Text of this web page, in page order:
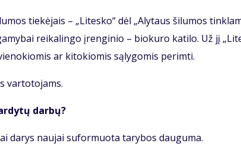
tie­kė­jais – „Li­tes­ko“ dėl „Aly­taus ši­lu­mos
rei­ka­lin­go įren­gi­nio – bio­ku­ro ka­ti­lo. Už jį
ar ki­to­kio­mis są­ly­go­mis per­im­ti.
var­to­to­jams.
dar­bų?
da­rys nau­jai su­for­muo­ta ta­ry­bos dau­gu­ma.